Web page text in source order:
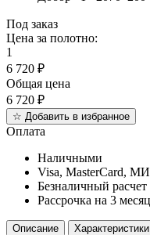
Под заказ
Цена за полотно:
1
6 720 ₽
Общая цена
6 720 ₽
☆ Добавить в избранное
Оплата
Наличными
Visa, MasterCard,
Безналичный расчет
Рассрочка на 3
Описание Характеристики